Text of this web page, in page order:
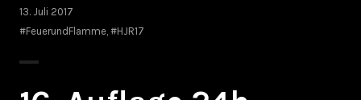
13. Juli 2017
#FeuerundFlamme #HJR17